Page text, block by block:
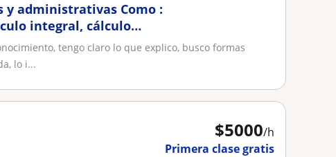
Como :
integral, cálculo
tengo claro lo que explico, busco formas
lo i...
$5000/h
Primera clase gratis